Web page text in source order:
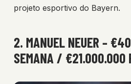
projeto esportivo do Bayern.
2. MANUEL NEUER –
SEMANA / €21.000.000